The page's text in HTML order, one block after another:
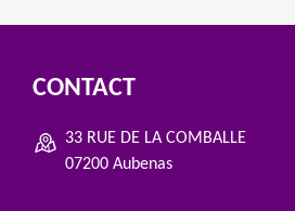
CONTACT
33 RUE DE LA COMBALLE
07200 Aubenas